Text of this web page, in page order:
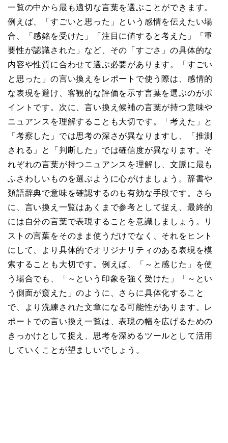
一覧の中から最も適切な言葉を選ぶことができます。
例えば、「すごいと思った」という感情を伝えたい場
合、「感銘を受けた」「注目に値すると考えた」「重
要性が認識された」など、その「すごさ」の具体的な
内容や性質に合わせて選ぶ必要があります。「すごい
と思った」の言い換えをレポートで使う際は、感情的
な表現を避け、客観的な評価を示す言葉を選ぶのがポ
イントです。次に、言い換え候補の言葉が持つ意味や
ニュアンスを理解することも大切です。「考えた」と
「考察した」では思考の深さが異なりますし、「推測
される」と「判断した」では確信度が異なります。そ
れぞれの言葉が持つニュアンスを理解し、文脈に最も
ふさわしいものを選ぶように心がけましょう。辞書や
類語辞典で意味を確認するのも有効な手段です。さら
に、言い換え一覧はあくまで参考として捉え、最終的
には自分の言葉で表現することを意識しましょう。リ
ストの言葉をそのまま使うだけでなく、それをヒント
にして、より具体的でオリジナリティのある表現を模
索することも大切です。例えば、「～と感じた」を使
う場合でも、「～という印象を強く受けた」「～とい
う側面が窺えた」のように、さらに具体化すること
で、より洗練された文章になる可能性があります。レ
ポートでの言い換え一覧は、表現の幅を広げるための
きっかけとして捉え、思考を深めるツールとして活用
していくことが望ましいでしょう。